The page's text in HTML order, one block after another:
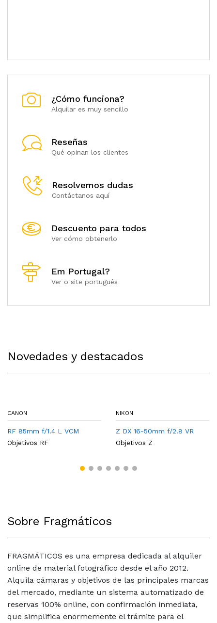
¿Cómo funciona?
Alquilar es muy sencillo
Reseñas
Qué opinan los clientes
Resolvemos dudas
Contáctanos aquí
Descuento para todos
Ver cómo obtenerlo
Em Portugal?
Ver o site português
Novedades y destacados
CANON
RF 85mm f/1.4 L VCM
Objetivos RF
NIKON
Z DX 16-50mm f/2.8 VR
Objetivos Z
Sobre Fragmáticos
FRAGMÁTICOS es una empresa dedicada al alquiler
online de material fotográfico desde el año 2012.
Alquila cámaras y objetivos de las principales marcas
del mercado, mediante un sistema automatizado de
reservas 100% online, con confirmación inmediata,
que simplifica enormemente el trámite para el